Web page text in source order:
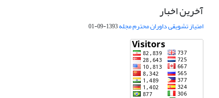
آخرین اخبار
امتیاز تشویقی داوران محترم مجله1393-09-01